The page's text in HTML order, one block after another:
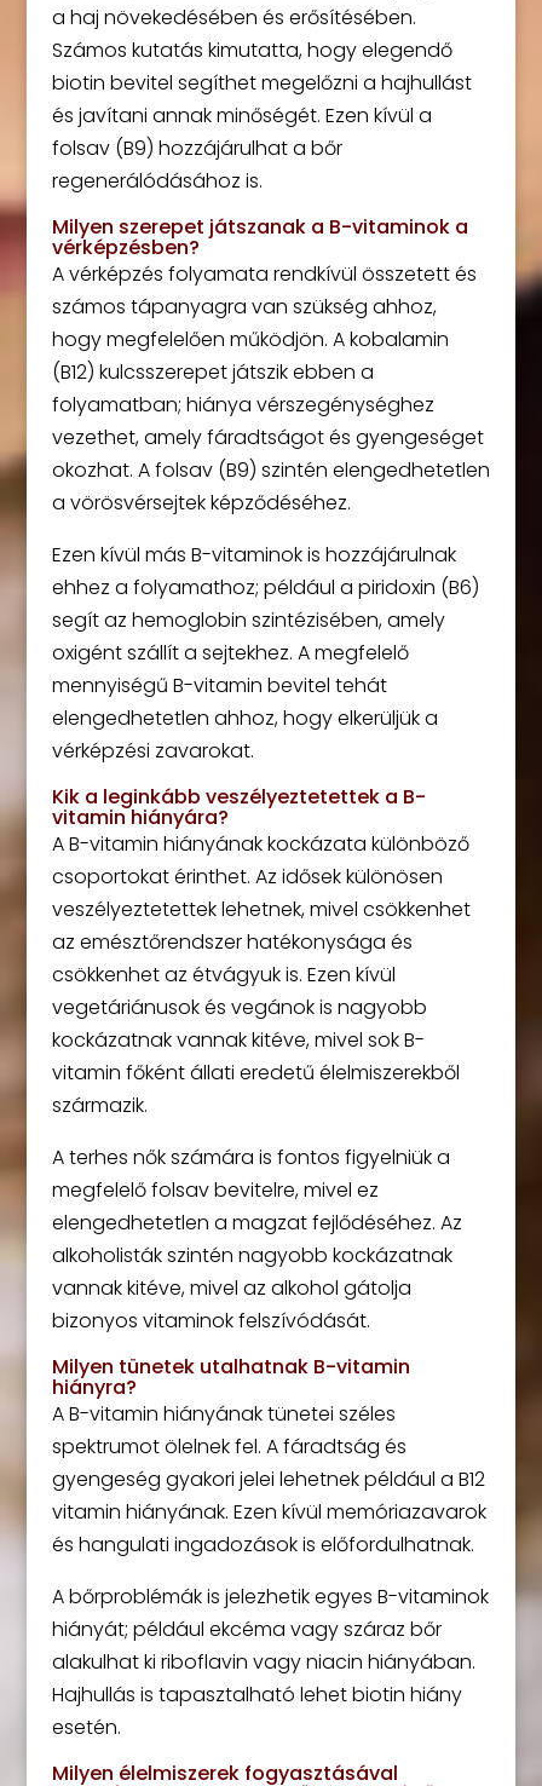
a haj növekedésében és erősítésében.
Számos kutatás kimutatta, hogy elegendő
biotin bevitel segíthet megelőzni a hajhullást
és javítani annak minőségét. Ezen kívül a
folsav (B9) hozzájárulhat a bőr
regenerálódásához is.
Milyen szerepet játszanak a B-vitaminok a
vérképzésben?
A vérképzés folyamata rendkívül összetett és
számos tápanyagra van szükség ahhoz,
hogy megfelelően működjön. A kobalamin
(B12) kulcsszerepet játszik ebben a
folyamatban; hiánya vérszegénységhez
vezethet, amely fáradtságot és gyengeséget
okozhat. A folsav (B9) szintén elengedhetetlen
a vörösvérsejtek képződéséhez.
Ezen kívül más B-vitaminok is hozzájárulnak
ehhez a folyamathoz; például a piridoxin (B6)
segít az hemoglobin szintézisében, amely
oxigént szállít a sejtekhez. A megfelelő
mennyiségű B-vitamin bevitel tehát
elengedhetetlen ahhoz, hogy elkerüljük a
vérképzési zavarokat.
Kik a leginkább veszélyeztetettek a B-
vitamin hiányára?
A B-vitamin hiányának kockázata különböző
csoportokat érinthet. Az idősek különösen
veszélyeztetettek lehetnek, mivel csökkenhet
az emésztőrendszer hatékonysága és
csökkenhet az étvágyuk is. Ezen kívül
vegetáriánusok és vegánok is nagyobb
kockázatnak vannak kitéve, mivel sok B-
vitamin főként állati eredetű élelmiszerekből
származik.
A terhes nők számára is fontos figyelniük a
megfelelő folsav bevitelre, mivel ez
elengedhetetlen a magzat fejlődéséhez. Az
alkoholisták szintén nagyobb kockázatnak
vannak kitéve, mivel az alkohol gátolja
bizonyos vitaminok felszívódását.
Milyen tünetek utalhatnak B-vitamin
hiányra?
A B-vitamin hiányának tünetei széles
spektrumot ölelnek fel. A fáradtság és
gyengeség gyakori jelei lehetnek például a B12
vitamin hiányának. Ezen kívül memóriazavarok
és hangulati ingadozások is előfordulhatnak.
A bőrproblémák is jelezhetik egyes B-vitaminok
hiányát; például ekcéma vagy száraz bőr
alakulhat ki riboflavin vagy niacin hiányában.
Hajhullás is tapasztalható lehet biotin hiány
esetén.
Milyen élelmiszerek fogyasztásával